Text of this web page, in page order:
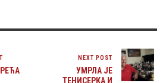
NEXT POST
УМРЛА ЈЕ
ТЕНИСЕРКА И